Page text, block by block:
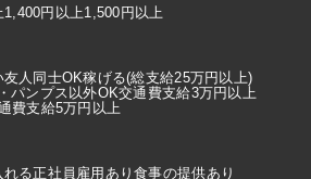
1,400円以上1,500円以上
友人同士OK稼げる(総支給25万円以上)
パンプス以外OK交通費支給3万円以上
費支給5万円以上
れる正社員雇用あり食事の提供あり